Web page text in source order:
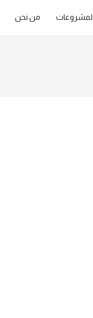
المشروعات من نحن